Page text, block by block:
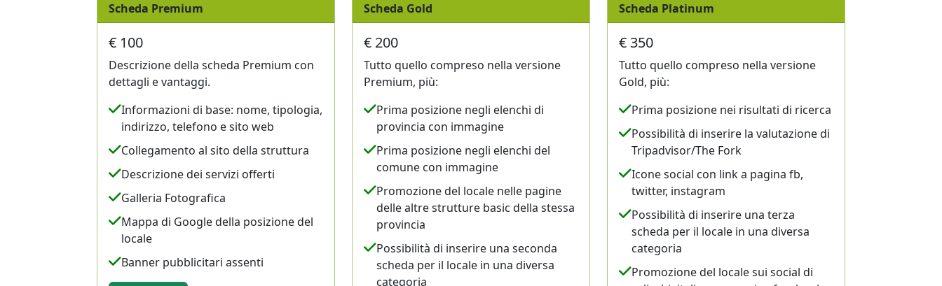
Scheda Premium
€ 100
Descrizione della scheda Premium con
dettagli e vantaggi.
Informazioni di base: nome, tipologia,
indirizzo, telefono e sito web
Collegamento al sito della struttura
Descrizione dei servizi offerti
Galleria Fotografica
Mappa di Google della posizione del
locale
Banner pubblicitari assenti
Scheda Gold
€ 200
Tutto quello compreso nella versione
Premium, più:
Prima posizione negli elenchi di
provincia con immagine
Prima posizione negli elenchi del
comune con immagine
Promozione del locale nelle pagine
delle altre strutture basic della stessa
provincia
Possibilità di inserire una seconda
scheda per il locale in una diversa
categoria
Scheda Platinum
€ 350
Tutto quello compreso nella versione
Gold, più:
Prima posizione nei risultati di ricerca
Possibilità di inserire la valutazione di
Tripadvisor/The Fork
Icone social con link a pagina fb,
twitter, instagram
Possibilità di inserire una terza
scheda per il locale in una diversa
categoria
Promozione del locale sui social di